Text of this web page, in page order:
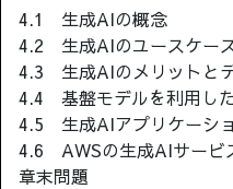
4.1 生成AIの概念
4.2 生成AIのユースケー
4.3 生成AIのメリットと
4.4 基盤モデルを利用し
4.5 生成AIアプリケーシ
4.6 AWSの生成AIサービ
章末問題